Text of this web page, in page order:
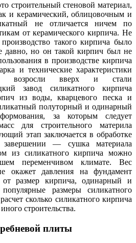
строительный стеновой материал,
и керамический, облицовочным и
не отличается ничем по
от керамического кирпича. Не
такого кирпича было
давно, но он такой кирпич был не
в производстве кирпича
и технические характеристики
возросли вверх и стали
завод силикатного кирпича
из воды, кварцевого песка и
полуторный и одинарный
за которым следует
для строительного материла
этап заключается в обработке
— сушка материала
из силикатного кирпича можно
переменчивом климате. Вес
окажет давления на фундамент
от размер кирпича, одинарный и
размеры силикатного
сколько силикатного кирпича
строительства.
плиты